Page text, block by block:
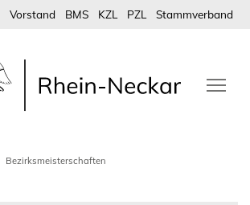
Vorstand BMS KZL PZL Stammverband
Bezirksmeisterschaften